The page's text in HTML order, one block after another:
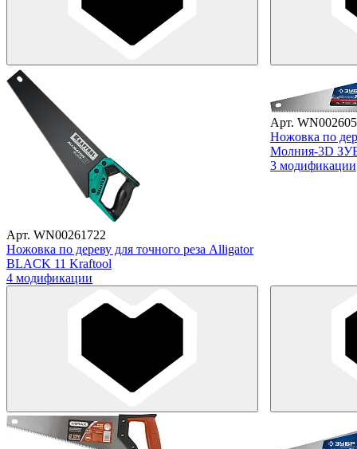
Арт. WN00261722
Ножовка по дереву для точного реза Alligator
BLACK 11 Kraftool
4 модификации
Арт.
Ножовка по
Молния-3D
3 модификации